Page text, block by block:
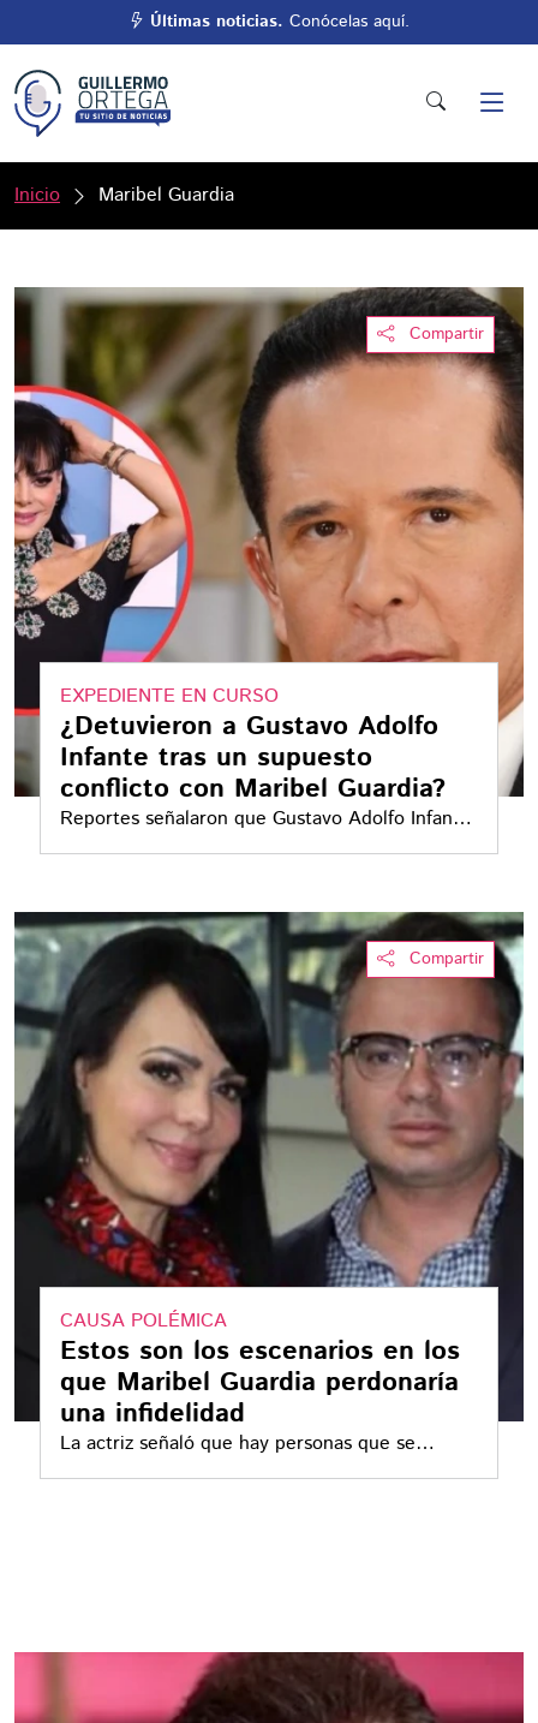
Últimas noticias. Conócelas aquí.
Inicio Maribel Guardia
Compartir
EXPEDIENTE EN CURSO
¿Detuvieron a Gustavo Adolfo
Infante tras un supuesto
conflicto con Maribel Guardia?
Reportes señalaron que Gustavo Adolfo Infante
habría sido detenido por incumplir la orden
Guardia
Compartir
CAUSA POLÉMICA
Estos son los escenarios en los
que Maribel Guardia perdonaría
una infidelidad
La actriz señaló que hay personas que se
merecen una segunda oportunidad